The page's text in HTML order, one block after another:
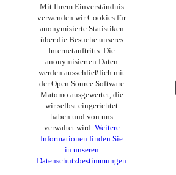
Allgemeine
Endbenutzer-
Geschäftsethik
Copyright 2019 - 2026 Volla
Mit Ihrem Einverständnis
verwenden wir Cookies für
anonymisierte Statistiken
über die Besuche unseres
Internetauftritts. Die
anonymisierten Daten
werden ausschließlich mit
der Open Source Software
Matomo ausgewertet, die
wir selbst eingerichtet
haben und von uns
verwaltet wird. Weitere
Informationen finden Sie
in unseren
Datenschutzbestimmungen